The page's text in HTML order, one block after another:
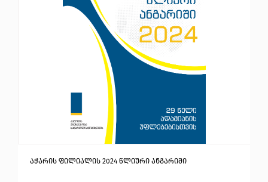
აჭარის ფილიალის 2024 წლიური ანგარიში